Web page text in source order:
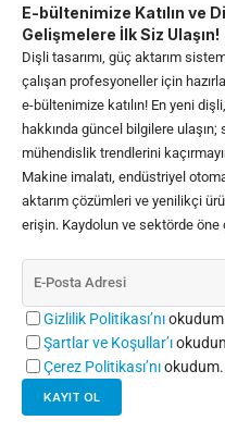
E-bültenimize Katılın ve
Gelişmelere İlk Siz Ulaşın!
Dişli tasarımı, güç aktarım
çalışan profesyoneller için
e-bültenimize katılın! En yeni
hakkında güncel bilgilere
mühendislik trendlerini
Makine imalatı, endüstriyel
aktarım çözümleri ve yenilikçi
erişin. Kaydolun ve sektörde öne
Gizlilik Politikası’nı
Şartlar ve Koşullar’ı
Çerez Politikası’nıokudum.